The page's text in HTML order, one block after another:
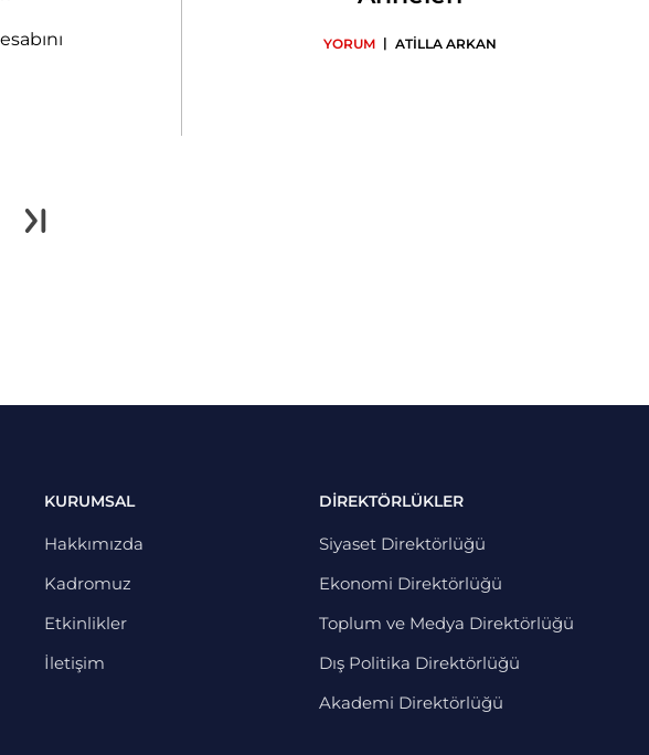
YORUM | ATİLLA ARKAN
KURUMSAL
Hakkımızda
Kadromuz
Etkinlikler
İletişim
DİREKTÖRLÜKLER
Siyaset Direktörlüğü
Ekonomi Direktörlüğü
Toplum ve Medya Direktörlüğü
Dış Politika Direktörlüğü
Akademi Direktörlüğü